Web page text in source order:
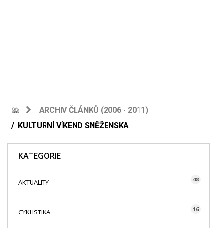
ARCHIV ČLÁNKŮ (2006 - 2011)
KULTURNÍ VÍKEND SNĚŽENSKA
KATEGORIE
AKTUALITY 48
CYKLISTIKA 16